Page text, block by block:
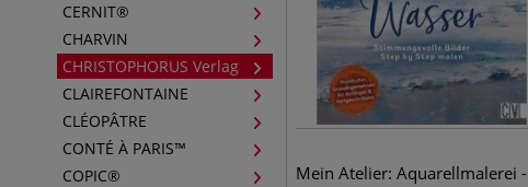
CERNIT®
CHARVIN
CHRISTOPHORUS Verlag
CLAIREFONTAINE
CLÉOPÂTRE
CONTÉ À PARIS™
COPIC®
Mein Atelier: Aquarellmalerei -